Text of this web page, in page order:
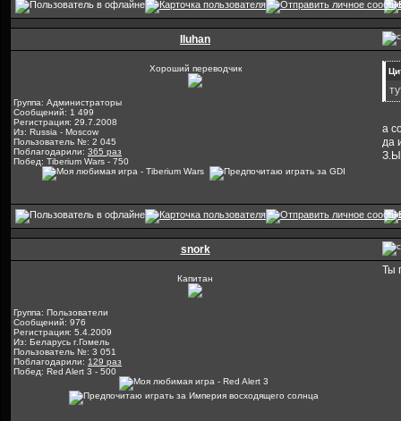
Iluhan
Хороший переводчик
Группа: Администраторы
Сообщений: 1 499
Регистрация: 29.7.2008
Из: Russia - Moscow
Пользователь №: 2 045
Поблагодарили: 365 раз
Побед: Tiberium Wars - 750
а
да
snork
Капитан
Группа: Пользователи
Сообщений: 976
Регистрация: 5.4.2009
Из: Беларусь г.Гомель
Пользователь №: 3 051
Поблагодарили: 129 раз
Побед: Red Alert 3 - 500
Ты